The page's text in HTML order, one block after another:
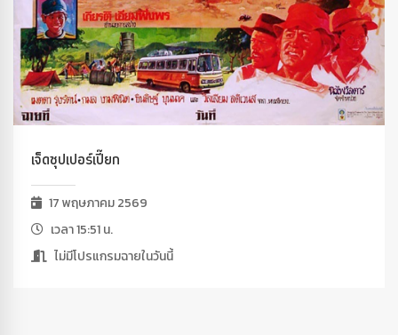
เจ็ดซุปเปอร์เปี๊ยก
17 พฤษภาคม 2569
เวลา 15:51 น.
ไม่มีโปรแกรมฉายในวันนี้